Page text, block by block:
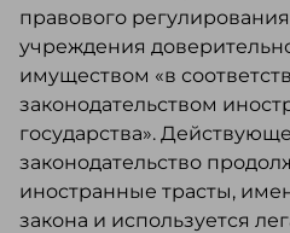
правового
учреждения
имуществом «в
законодательством
государства».
законодательство
иностранные трасты,
закона и используется